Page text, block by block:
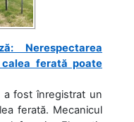
Nerespectarea
ferată poate
a fost înregistrat un
ferată. Mecanicul